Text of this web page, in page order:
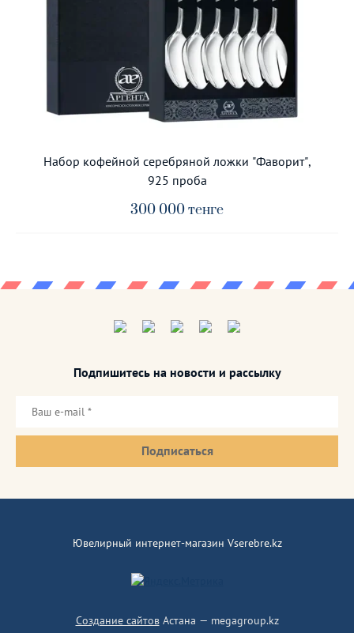
Набор кофейной серебряной ложки "Фаворит",
925 проба
300 000 тенге
Подпишитесь на новости и рассылку
Подписаться
Ювелирный интернет-магазин Vserebre.kz
Создание сайтовАстана — megagroup.kz